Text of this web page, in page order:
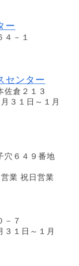
ー
－１
センター
佐倉２１３
３１日～１月
穴６４９番地
業 祝日営業
－７
１日～１月